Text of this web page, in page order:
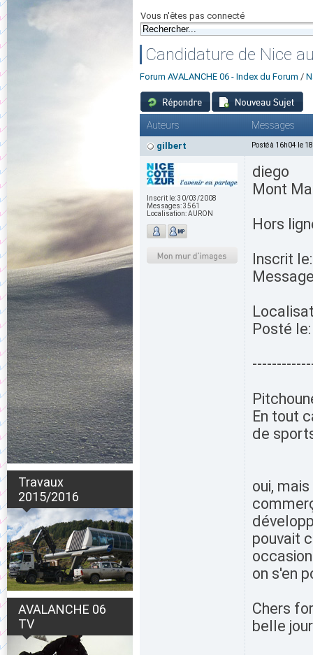
Travaux
2015/2016
AVALANCHE 06
TV
Vous n'êtes pas connecté
Candidature de Nice
Forum AVALANCHE 06 - Index du Forum /
Auteurs Messages
gilbert Posté à 16h04 le
Inscrit le:30/03/2008
Messages:3561
Localisation:AURON
diego
Mont
Hors
Inscrit
Posté
En tout
de
oui,
pouvait
on s'en
Chers
belle